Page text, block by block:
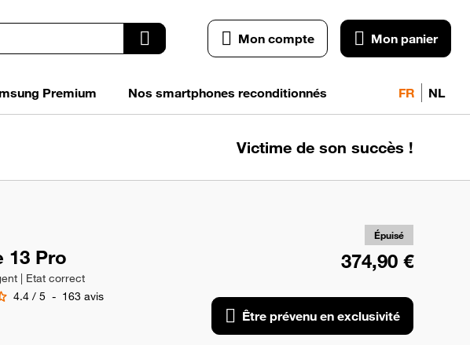
Mon compte Mon panier
Premium Nos smartphones reconditionnés FR NL
Victime de son succès !
13 Pro
| Etat correct
4.4 / 5 - 163 avis
Épuisé
374,90 €
Être prévenu en exclusivité